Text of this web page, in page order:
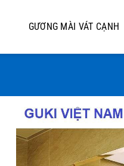
GƯƠNG MÀI VÁT CẠNH